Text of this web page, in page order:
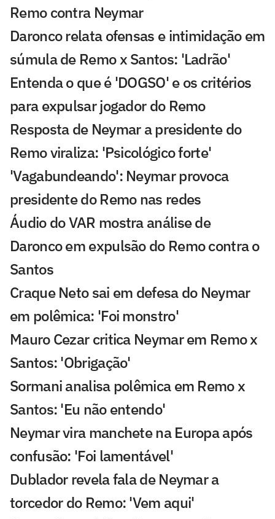
Remo contra Neymar
Daronco relata ofensas e intimidação em
súmula de Remo x Santos: 'Ladrão'
Entenda o que é 'DOGSO' e os critérios
para expulsar jogador do Remo
Resposta de Neymar a presidente do
Remo viraliza: 'Psicológico forte'
'Vagabundeando': Neymar provoca
presidente do Remo nas redes
Áudio do VAR mostra análise de
Daronco em expulsão do Remo contra o
Santos
Craque Neto sai em defesa do Neymar
em polêmica: 'Foi monstro'
Mauro Cezar critica Neymar em Remo x
Santos: 'Obrigação'
Sormani analisa polêmica em Remo x
Santos: 'Eu não entendo'
Neymar vira manchete na Europa após
confusão: 'Foi lamentável'
Dublador revela fala de Neymar a
torcedor do Remo: 'Vem aqui'